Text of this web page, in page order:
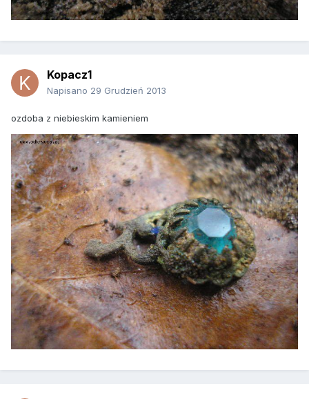
Kopacz1
Napisano 29 Grudzień 2013
ozdoba z niebieskim kamieniem